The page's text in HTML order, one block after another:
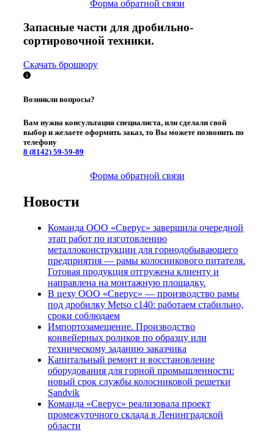
Форма обратной связи
Запасные части для дробильно-
сортировочной техники.
Скачать брошюру
Возникли вопросы?
Вам нужна консультация специалиста, или сделали свой
выбор и желаете оформить заказ, то Вы можете позвонить по
телефону
8 (8142) 59-59-89
Форма обратной связи
Новости
Команда ООО «Сверус» завершила очередной
этап работ по изготовлению
металлоконструкции для горнодобывающего
предприятия — рамы колосникового питателя.
Готовая продукция отгружена клиенту и
направлена на монтажную площадку.
В цеху ООО «Сверус» — производство рамы
под дробилку Metso c140: работаем стабильно,
сроки соблюдаем
Импортозамещение. Производство
конвейерных роликов по образцу или
техническому заданию заказчика
Капитальный ремонт и восстановление
оборудования для горной промышленности:
новый срок службы колосниковой решетки
Sandvik
Команда «Сверус» реализовала проект
промежуточного склада в Ленинградской
области